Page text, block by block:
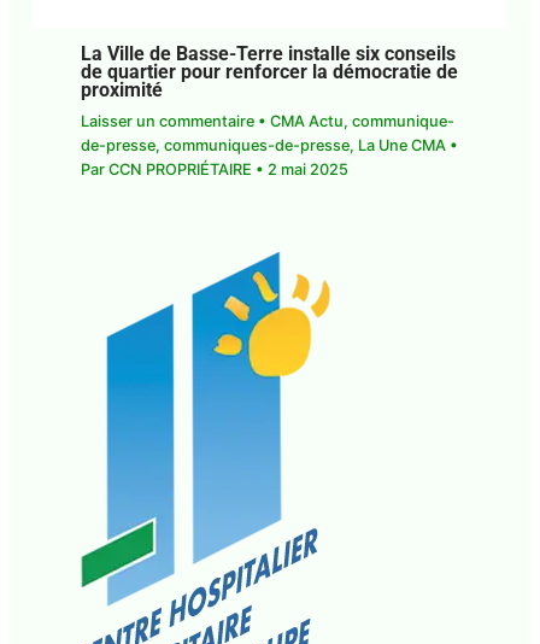
La Ville de Basse-Terre installe six conseils
de quartier pour renforcer la démocratie de
proximité
Laisser un commentaire • CMA Actu, communique-
de-presse, communiques-de-presse, La Une CMA•
Par CCN PROPRIÉTAIRE • 2 mai 2025